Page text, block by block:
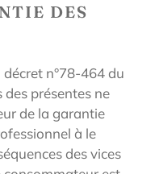
DES
n°78-464 du
présentes ne
de la garantie
à le
des vices